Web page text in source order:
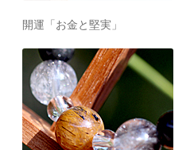
開運「お金と堅実」